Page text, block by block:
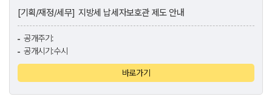
[기획/재정/세무] 지방세 납세자보호관 제도 안내
공개주기:
공개시기:수시
바로가기